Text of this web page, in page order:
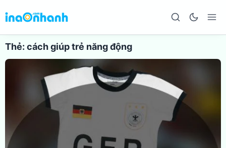
Thẻ: cách giúp trẻ năng động